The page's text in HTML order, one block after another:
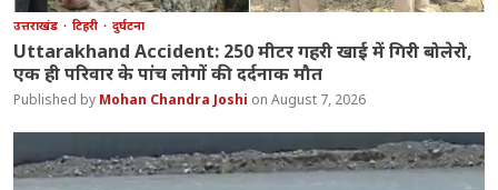
उत्तराखंड टिहरी दुर्घटना
Uttarakhand Accident: 250 मीटर गहरी खाई में गिरी बोलेरो,
एक ही परिवार के पांच लोगों की दर्दनाक मौत
Mohan Chandra Joshi August 7, 2026